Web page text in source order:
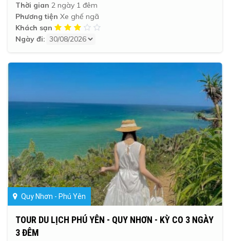
Thời gian 2 ngày 1 đêm
Phương tiện Xe ghế ngã
Khách sạn
Ngày đi:
Quy Nhơn - Phú Yên
TOUR DU LỊCH PHÚ YÊN - QUY NHƠN - KỲ CO 3 NGÀY
3 ĐÊM